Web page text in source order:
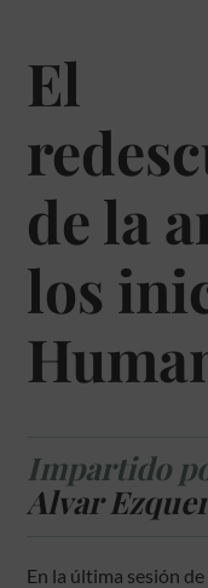
El
de la
los
Impartido
Alvar
En la última sesión